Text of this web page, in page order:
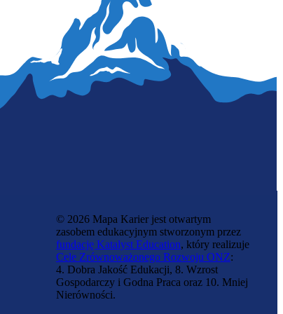
© 2026 Mapa Karier jest otwartym
zasobem edukacyjnym stworzonym przez
fundację Katalyst Education, który realizuje
Cele Zrównoważonego Rozwoju ONZ:
4. Dobra Jakość Edukacji, 8. Wzrost
Gospodarczy i Godna Praca oraz 10. Mniej
Nierówności.